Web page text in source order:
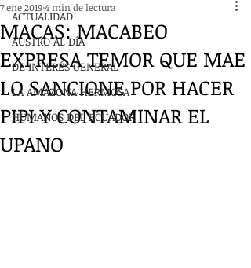
ACTUALIDAD
AUSTRO AL DÍA
DE INTERÉS GENERAL
LA AMAZONA HERMOSA
HUMANOS DEL ECUADOR
MACAS: MACABEO
EXPRESA TEMOR QUE MAE
LO SANCIONE POR HACER
PIPI Y CONTAMINAR EL
UPANO
7 ene 20194 min de lectura